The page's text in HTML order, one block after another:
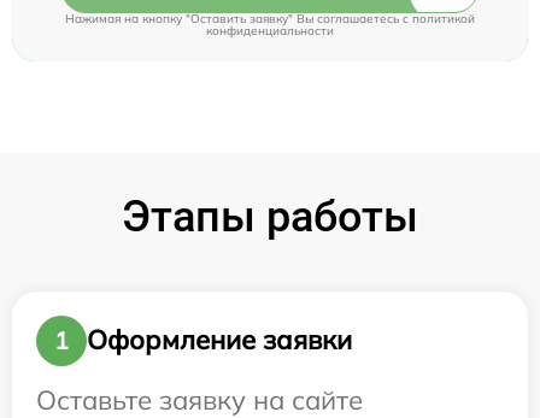
Нажимая на кнопку "Оставить заявку" Вы соглашаетесь cполитикой
конфиденциальности
Этапы работы
1
Оформление заявки
Оставьте заявку на сайте